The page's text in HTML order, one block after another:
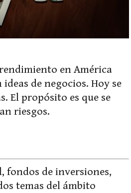
en América
de negocios. Hoy se
El propósito es que se
riesgos.
fondos de inversiones,
temas del ámbito